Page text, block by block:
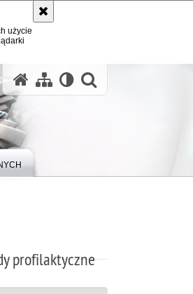
użycie
profilaktyczne